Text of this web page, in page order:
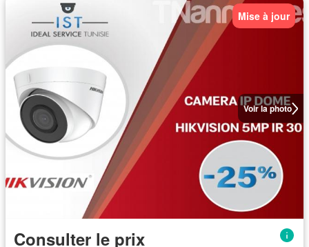
Voir la photo
Mise à jour
Consulter le prix